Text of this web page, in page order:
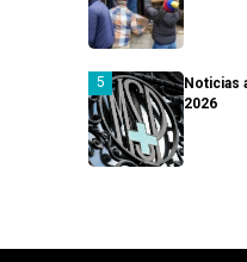
Noticias
2026